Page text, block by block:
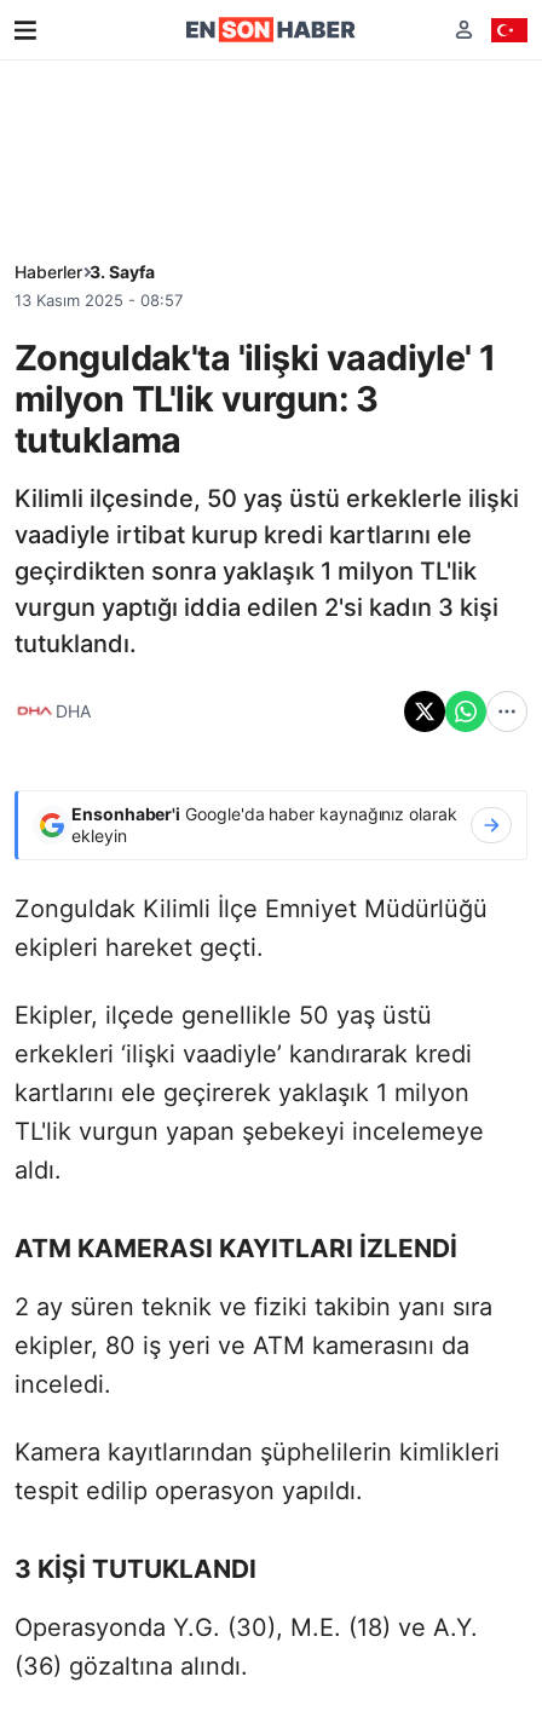
Haberler 3. Sayfa
13 Kasım 2025 - 08:57
Zonguldak'ta 'ilişki vaadiyle' 1
milyon TL'lik vurgun: 3
tutuklama
Kilimli ilçesinde, 50 yaş üstü erkeklerle ilişki
vaadiyle irtibat kurup kredi kartlarını ele
geçirdikten sonra yaklaşık 1 milyon TL'lik
vurgun yaptığı iddia edilen 2'si kadın 3 kişi
tutuklandı.
DHA
Ensonhaber'i Google'da haber kaynağınız olarak
ekleyin
Zonguldak Kilimli İlçe Emniyet Müdürlüğü
ekipleri hareket geçti.
Ekipler, ilçede genellikle 50 yaş üstü
erkekleri ‘ilişki vaadiyle’ kandırarak kredi
kartlarını ele geçirerek yaklaşık 1 milyon
TL'lik vurgun yapan şebekeyi incelemeye
aldı.
ATM KAMERASI KAYITLARI İZLENDİ
2 ay süren teknik ve fiziki takibin yanı sıra
ekipler, 80 iş yeri ve ATM kamerasını da
inceledi.
Kamera kayıtlarından şüphelilerin kimlikleri
tespit edilip operasyon yapıldı.
3 KİŞİ TUTUKLANDI
Operasyonda Y.G. (30), M.E. (18) ve A.Y.
(36) gözaltına alındı.